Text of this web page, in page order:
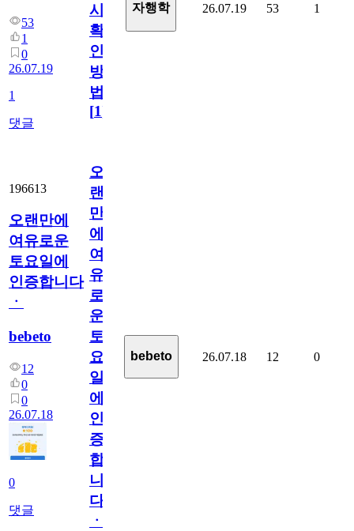
53
1
0
26.07.19
1
댓글
시
확
인
방
법
[1]
자행학 26.07.19 53 1
196613
오랜만에
여유로운
토요일에
인증합니다
ㆍ
bebeto
12
0
0
26.07.18
0
댓글
오
랜
만
에
여
유
로
운
토
요
일
에
인
증
합
니
다
ㆍ
bebeto 26.07.18 12 0